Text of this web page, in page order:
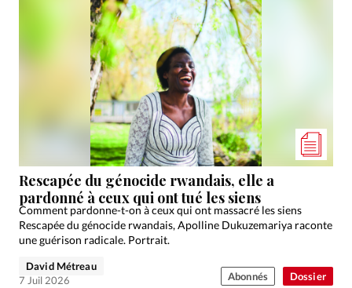
Vie Intérieure
Dossier
Rescapée du génocide rwandais, elle a
pardonné à ceux qui ont tué les siens
Comment pardonne-t-on à ceux qui ont massacré les siens
Rescapée du génocide rwandais, Apolline Dukuzemariya raconte
une guérison radicale. Portrait.
David Métreau
7 Juil 2026
Abonnés